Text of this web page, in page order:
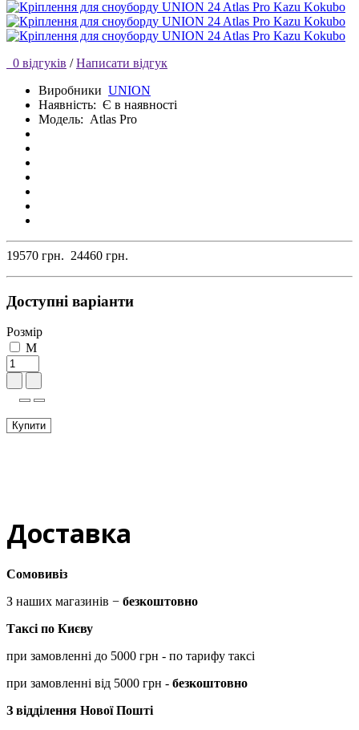
0 відгуків / Написати відгук
Виробники UNION
Наявність: Є в наявності
Модель: Atlas Pro
19570 грн. 24460 грн.
Доступні варіанти
Розмір
M
Купити
Доставка
Сомовивіз
З наших магазинів − безкоштовно
Таксі по Києву
при замовленні до 5000 грн - по тарифу таксі
при замовленні від 5000 грн - безкоштовно
З відділення Нової Пошті